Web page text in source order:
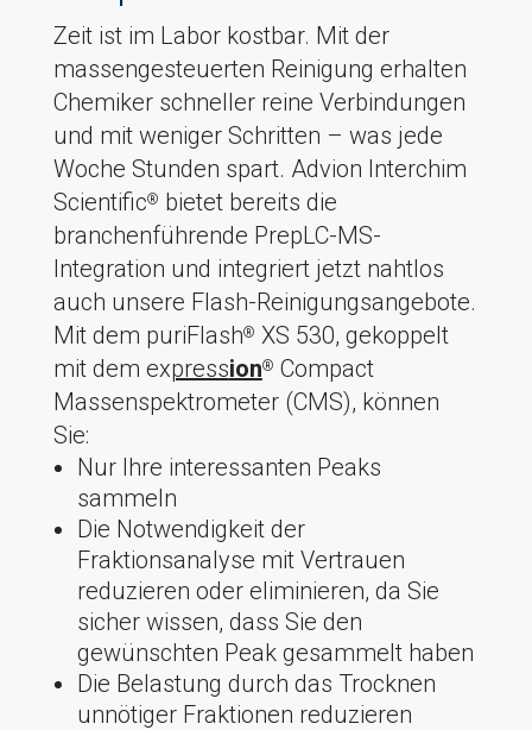
Zeit ist im Labor kostbar. Mit der
massengesteuerten Reinigung erhalten
Chemiker schneller reine Verbindungen
und mit weniger Schritten – was jede
Woche Stunden spart. Advion Interchim
Scientific® bietet bereits die
branchenführende PrepLC-MS-
Integration und integriert jetzt nahtlos
auch unsere Flash-Reinigungsangebote.
Mit dem puriFlash® XS 530, gekoppelt
mit dem expression® Compact
Massenspektrometer (CMS), können
Sie:
Nur Ihre interessanten Peaks
sammeln
Die Notwendigkeit der
Fraktionsanalyse mit Vertrauen
reduzieren oder eliminieren, da Sie
sicher wissen, dass Sie den
gewünschten Peak gesammelt haben
Die Belastung durch das Trocknen
unnötiger Fraktionen reduzieren